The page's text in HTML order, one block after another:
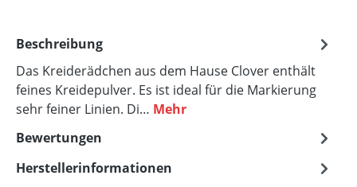
Beschreibung
Das Kreiderädchen aus dem Hause Clover enthält
feines Kreidepulver. Es ist ideal für die Markierung
sehr feiner Linien. Di… Mehr
Bewertungen
Herstellerinformationen